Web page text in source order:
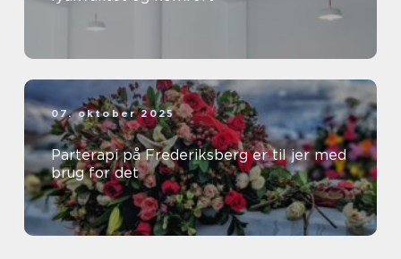
07. oktober 2025
Parterapi på Frederiksberg er til jer med
brug for det